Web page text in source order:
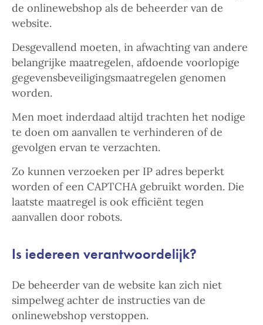
de onlinewebshop als de beheerder van de
website.
Desgevallend moeten, in afwachting van andere
belangrijke maatregelen, afdoende voorlopige
gegevensbeveiligingsmaatregelen genomen
worden.
Men moet inderdaad altijd trachten het nodige
te doen om aanvallen te verhinderen of de
gevolgen ervan te verzachten.
Zo kunnen verzoeken per IP adres beperkt
worden of een CAPTCHA gebruikt worden. Die
laatste maatregel is ook efficiënt tegen
aanvallen door robots.
Is iedereen verantwoordelijk?
De beheerder van de website kan zich niet
simpelweg achter de instructies van de
onlinewebshop verstoppen.